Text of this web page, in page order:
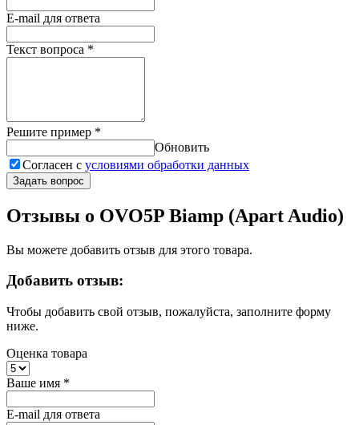
E-mail для ответа
Текст вопроса *
Решите пример *
Обновить
Согласен с условиями обработки данных
Задать вопрос
Отзывы о OVO5P Biamp (Apart Audio)
Вы можете добавить отзыв для этого товара.
Добавить отзыв:
Чтобы добавить свой отзыв, пожалуйста, заполните форму
ниже.
Оценка товара
Ваше имя *
E-mail для ответа